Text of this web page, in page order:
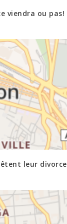
viendra ou pas!
leur divorce